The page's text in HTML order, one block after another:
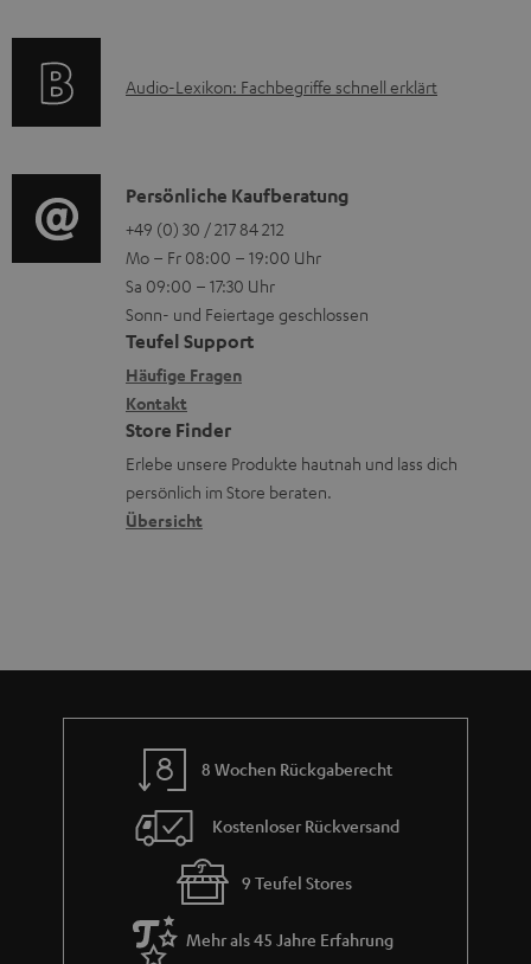
n
m
V
e
r
s
a
n
d
i
e
n
z
u
r
G
a
r
a
n
t
g
e
r
ä
t
e
R
ü
c
k
m
A
i
o
-
L
e
x
i
k
o
n
Audio-Lexikon: Fachbegriffe schnell erklärt
K
o
n
t
a
k
t
d
a
t
Persönliche Kaufberatung
+49 (0) 30 / 217 84 212
Mo – Fr 08:00 – 19:00 Uhr
Sa 09:00 – 17:30 Uhr
Sonn- und Feiertage geschlossen
Teufel Support
Häufige Fragen
Kontakt
Store Finder
Erlebe unsere Produkte hautnah und lass dich
persönlich im Store beraten.
Übersicht
8 Wochen Rückgaberecht
Kostenloser Rückversand
9 Teufel Stores
Mehr als 45 Jahre Erfahrung